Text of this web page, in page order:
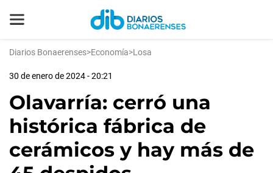
Diarios Bonaerenses>Economía>Losa
30 de enero de 2024 - 20:21
Olavarría: cerró una
histórica fábrica de
cerámicos y hay más de